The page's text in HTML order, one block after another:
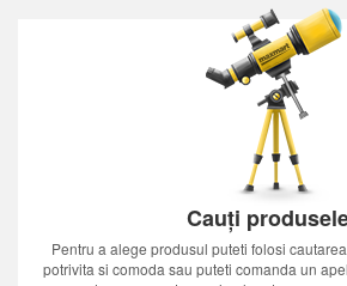
Cauți
Pentru a alege produsul puteti folosi
potrivita si comoda sau puteti comanda un